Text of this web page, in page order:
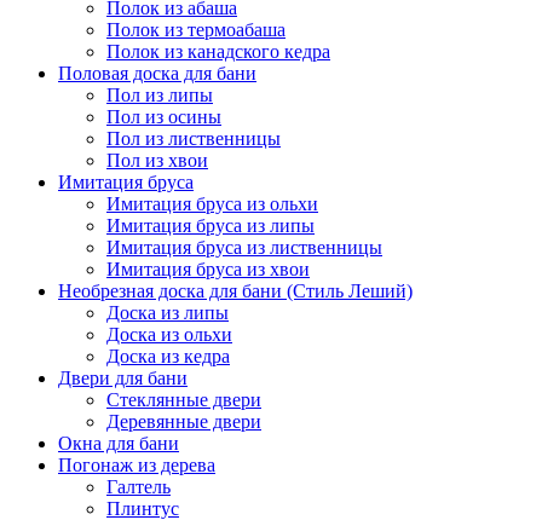
Полок из абаша
Полок из термоабаша
Полок из канадского кедра
Половая доска для бани
Пол из липы
Пол из осины
Пол из лиственницы
Пол из хвои
Имитация бруса
Имитация бруса из ольхи
Имитация бруса из липы
Имитация бруса из лиственницы
Имитация бруса из хвои
Необрезная доска для бани (Стиль Леший)
Доска из липы
Доска из ольхи
Доска из кедра
Двери для бани
Стеклянные двери
Деревянные двери
Окна для бани
Погонаж из дерева
Галтель
Плинтус